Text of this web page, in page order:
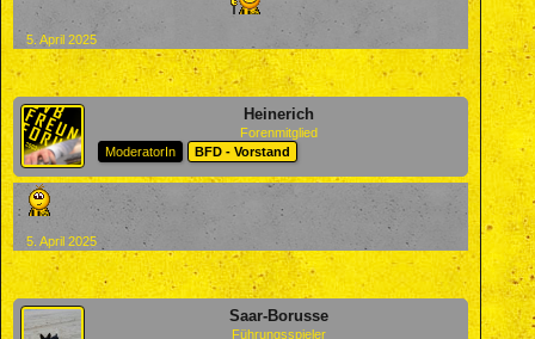
5. April 2025
Heinerich
Forenmitglied
ModeratorIn
BFD - Vorstand
5. April 2025
Saar-Borusse
Führungsspieler